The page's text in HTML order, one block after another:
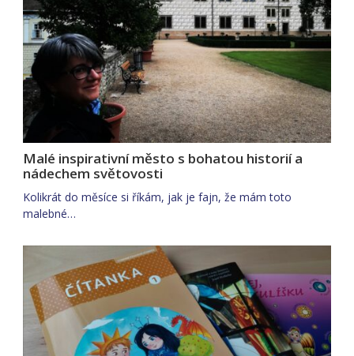
Malé inspirativní město s bohatou historií a
nádechem světovosti
Kolikrát do měsíce si říkám, jak je fajn, že mám toto
malebné…